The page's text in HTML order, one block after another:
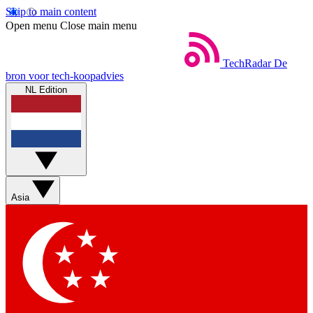
Skip to main content
Open menu Close main menu
TechRadar De
bron voor tech-koopadvies
NL Edition
Asia